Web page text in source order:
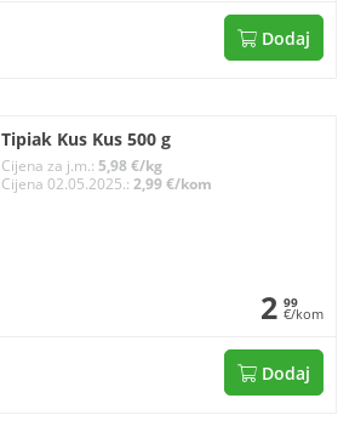
Dodaj
Tipiak Kus Kus 500 g
Cijena za j.m.: 5,98 €/kg
Cijena 02.05.2025.: 2,99 €/kom
2 99
€/kom
Dodaj